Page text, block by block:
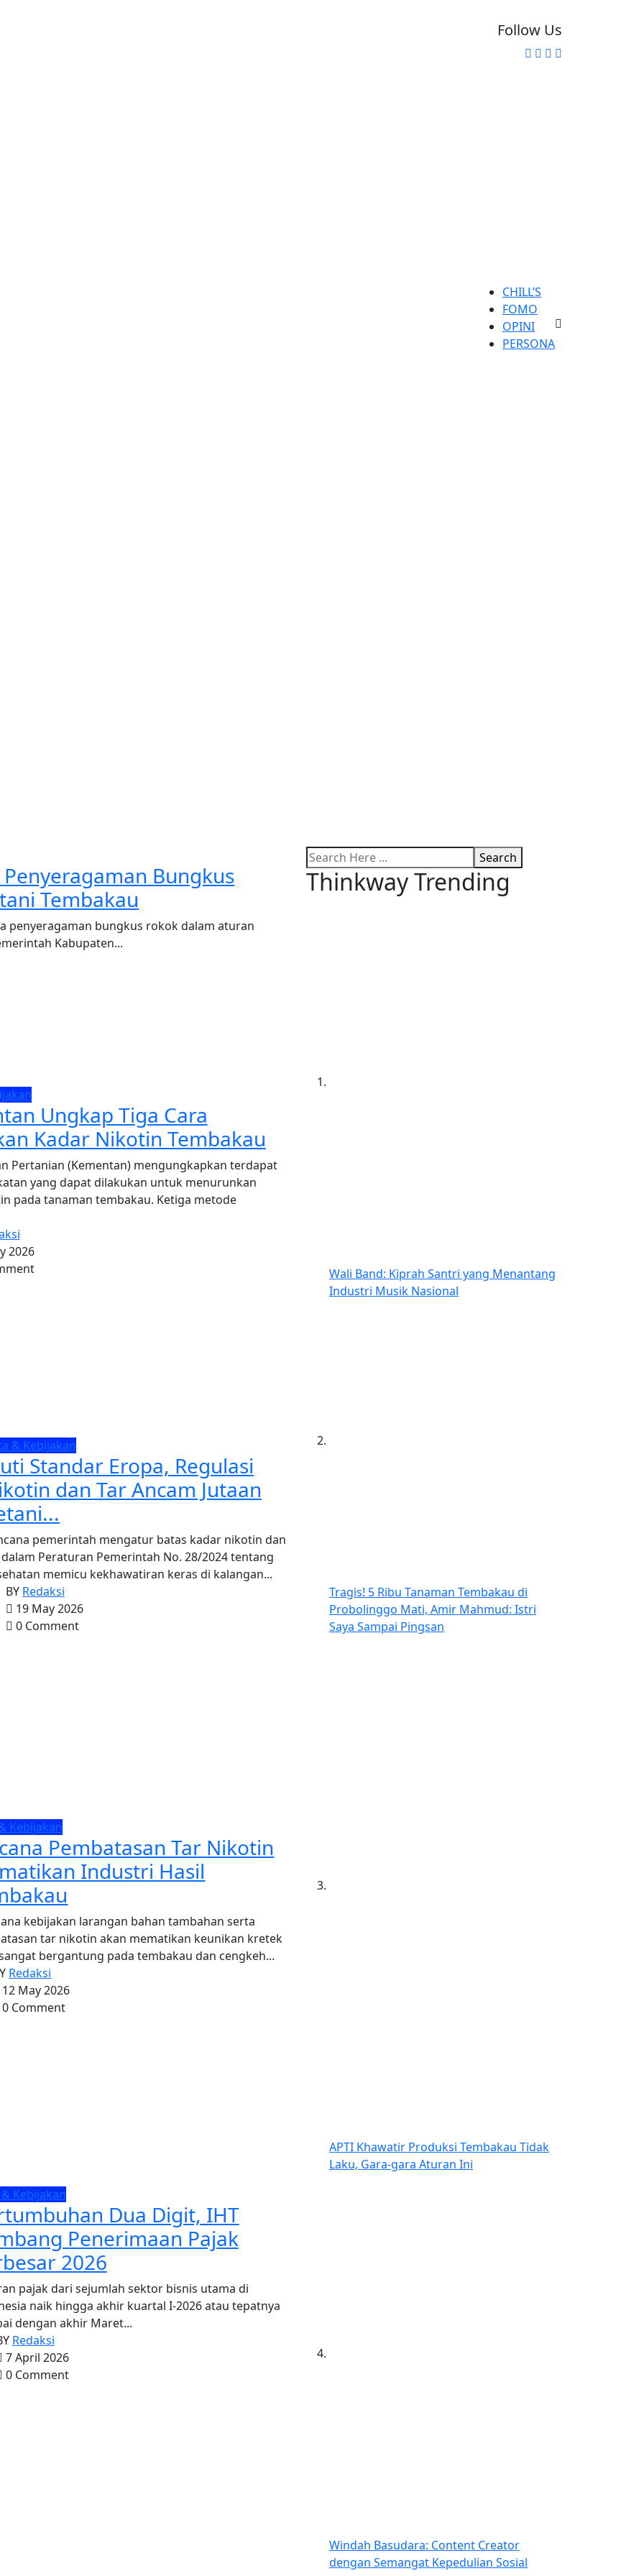
Follow Us
CHILL’S
FOMO
OPINI
PERSONA
Bungkus
Tembakau
penyeragaman bungkus rokok dalam aturan
Kabupaten...
Ungkap Tiga Cara
Kadar Nikotin Tembakau
Pertanian (Kementan) mengungkapkan terdapat
yang dapat dilakukan untuk menurunkan
pada tanaman tembakau. Ketiga metode
2026
& Kebijakan
Standar Eropa, Regulasi
dan Tar Ancam Jutaan
pemerintah mengatur batas kadar nikotin dan
Peraturan Pemerintah No. 28/2024 tentang
memicu kekhawatiran keras di kalangan...
BY Redaksi
19 May 2026
0 Comment
Kebijakan
Pembatasan Tar Nikotin
Industri Hasil
kebijakan larangan bahan tambahan serta
tar nikotin akan mematikan keunikan kretek
bergantung pada tembakau dan cengkeh...
Redaksi
12 May 2026
0 Comment
Kebijakan
Dua Digit, IHT
Penerimaan Pajak
2026
pajak dari sejumlah sektor bisnis utama di
naik hingga akhir kuartal I-2026 atau tepatnya
dengan akhir Maret...
Redaksi
7 April 2026
0 Comment
Search
Thinkway Trending
Wali Band: Kiprah Santri yang Menantang
Industri Musik Nasional
Tragis! 5 Ribu Tanaman Tembakau di
Probolinggo Mati, Amir Mahmud: Istri
Saya Sampai Pingsan
APTI Khawatir Produksi Tembakau Tidak
Laku, Gara-gara Aturan Ini
Windah Basudara: Content Creator
dengan Semangat Kepedulian Sosial